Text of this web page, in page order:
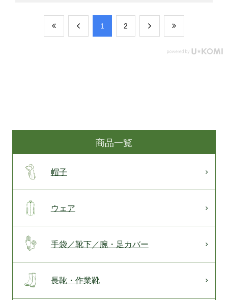
​1 ​2
商品一覧
帽子
ウェア
手袋／靴下／腕・足カバー
長靴・作業靴